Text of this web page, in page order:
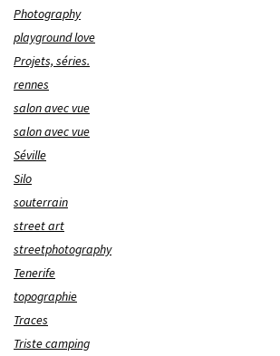
Photography
playground love
Projets, séries.
rennes
salon avec vue
salon avec vue
Séville
Silo
souterrain
street art
streetphotography
Tenerife
topographie
Traces
Triste camping